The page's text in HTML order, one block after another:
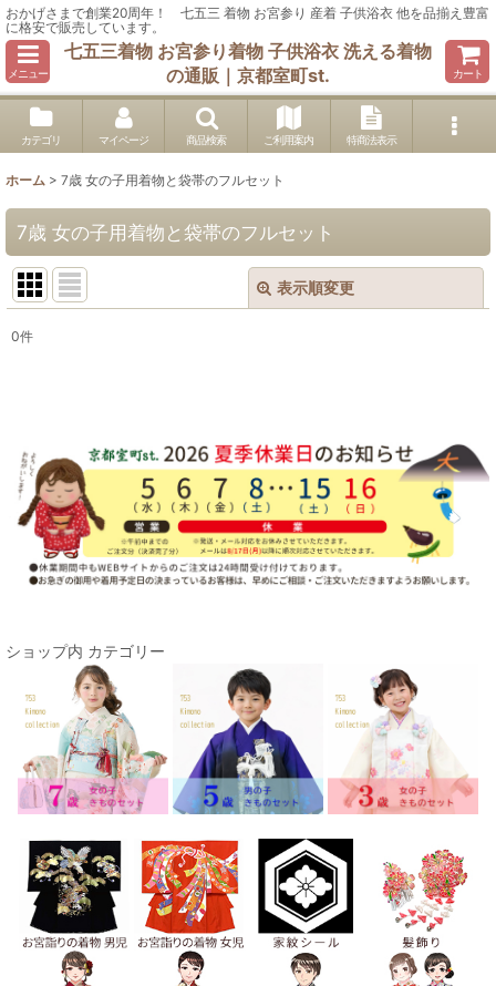
おかげさまで創業20周年！ 七五三 着物 お宮参り 産着 子供浴衣 他を品揃え豊富
に格安で販売しています。
メニュー
七五三着物 お宮参り着物 子供浴衣 洗える着物
の通販｜京都室町st.
カート
カテゴリ マイページ 商品検索 ご利用案内 特商法表示
ホーム > 7歳 女の子用着物と袋帯のフルセット
7歳 女の子用着物と袋帯のフルセット
表示順変更
並び順
絞り込む
0件
ショップ内 カテゴリー